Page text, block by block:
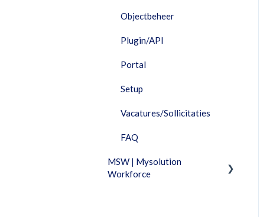
Salarisverwerking
Objectbeheer
Plugin/API
Portal
Setup
Vacatures/Sollicitaties
FAQ
MSW | Mysolution
Workforce